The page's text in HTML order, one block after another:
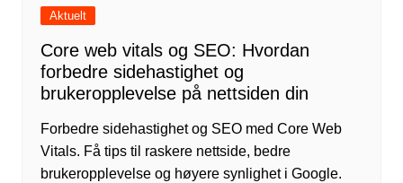
Aktuelt
Core web vitals og SEO: Hvordan
forbedre sidehastighet og
brukeropplevelse på nettsiden din
Forbedre sidehastighet og SEO med Core Web
Vitals. Få tips til raskere nettside, bedre
brukeropplevelse og høyere synlighet i Google.